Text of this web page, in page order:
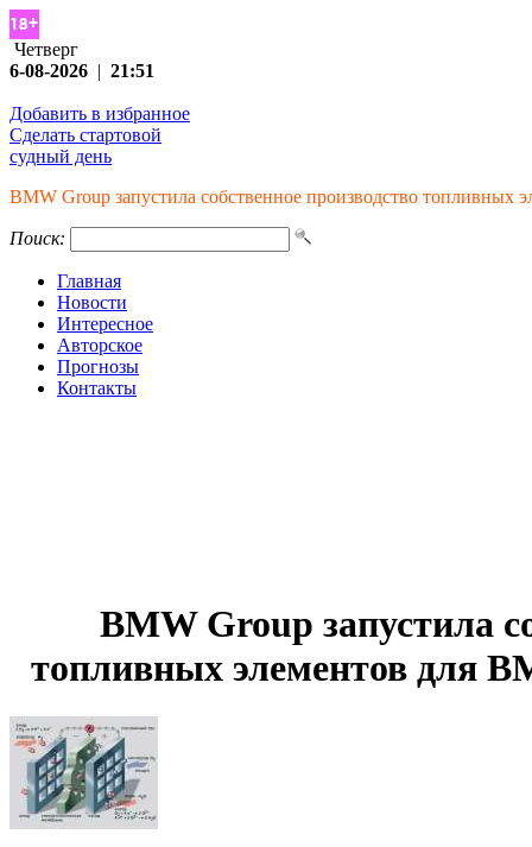
Четверг
6-08-2026 | 21:51
Добавить в избранное
Сделать стартовой
судный день
BMW Group запустила собственное производство
Поиск:
Главная
Новости
Интересное
Авторское
Прогнозы
Контакты
BMW Group запустила
топливных элементов для